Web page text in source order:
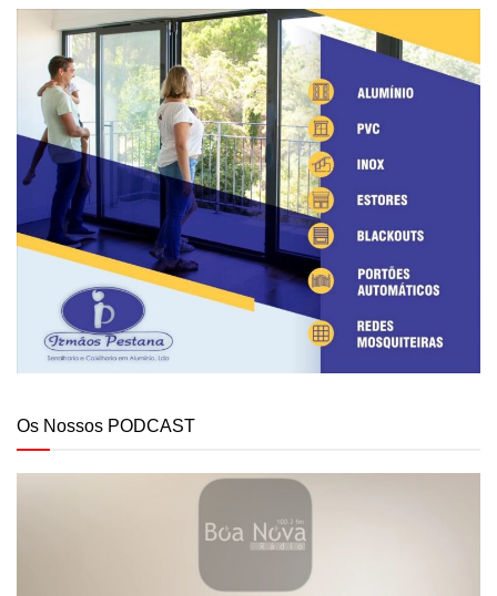
Os Nossos PODCAST